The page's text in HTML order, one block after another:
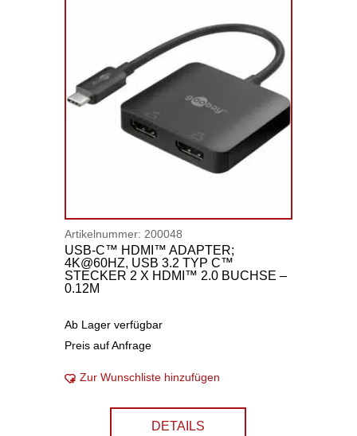
Artikelnummer: 200048
USB-C™ HDMI™ ADAPTER;
4K@60HZ, USB 3.2 TYP C™
STECKER 2 X HDMI™ 2.0 BUCHSE –
0.12M
Ab Lager verfügbar
Preis auf Anfrage
Zur Wunschliste hinzufügen
DETAILS